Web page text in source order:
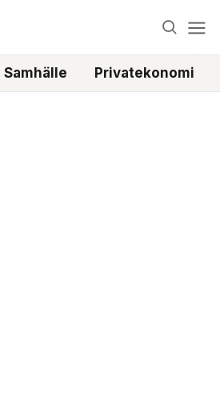
Samhälle Privatekonomi